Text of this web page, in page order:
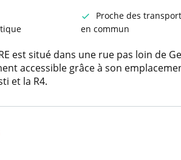
Proche des
en commun
est situé dans une rue pas loin de
accessible grâce à son
et la R4.